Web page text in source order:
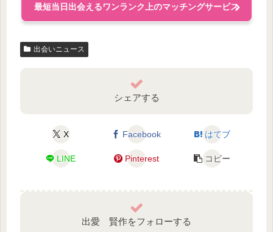
最短当日出会えるワンランク上のマッチングサービス
出会いニュース
シェアする
X Facebook はてブ
LINE Pinterest コピー
出愛 賢作をフォローする